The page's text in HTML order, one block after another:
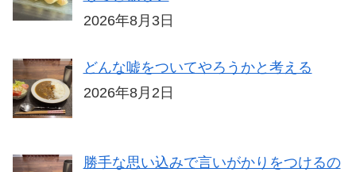
2026年8月3日
どんな嘘をついてやろうかと考える
2026年8月2日
勝手な思い込みで言いがかりをつけるの